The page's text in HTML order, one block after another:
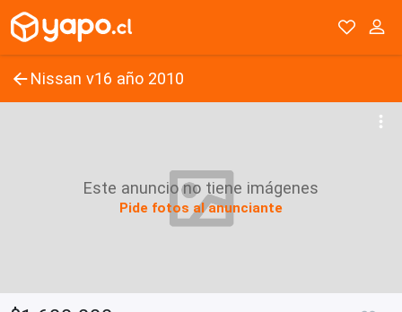
Nissan v16 año 2010
Este anuncio no tiene imágenes
Pide fotos al anunciante